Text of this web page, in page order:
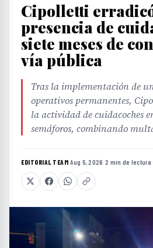
Cipolletti
presencia de
siete meses de
vía pública
Tras la implementación de
operativos permanentes,
la actividad de cuidacoches
semáforos, combinando
EDITORIAL TEAM·Aug 5, 2026 ·2 min de lectura